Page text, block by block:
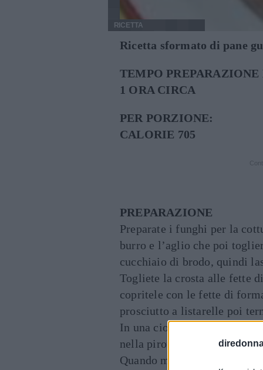
RICETTA
Ricetta sformato di pane
TEMPO PREPARAZIONE
1 ORA CIRCA
PER PORZIONE:
CALORIE 705
PREPARAZIONE
Preparate i funghi per la
burro e l’aglio che poi
cucchiaio di brodo, quindi
Togliete la crosta alle fette
copritele con le fette di
prosciutto a listarelle poi
In una ciotola battete le
nella pirofila e lasciate
Quando mancano circa 40